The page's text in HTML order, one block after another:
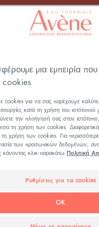
ΦΙΛΤΡΆΡΙΣΜΑ
"Αντηλιακή
SPF
30
Αντηλιακό
μια εμπειρία που
cookies
cookies για να σας παρέχουμε
κατά τη χρήση του ιστότοπού
την πλοήγησή σας στον
τη χρήση των cookies.
χρήση των cookies. Για
των προσωπικών δεδομένων,
κάνοντας κλικ παρακάτω: Πολιτική
Ρυθμίσεις για τα cookies
OK